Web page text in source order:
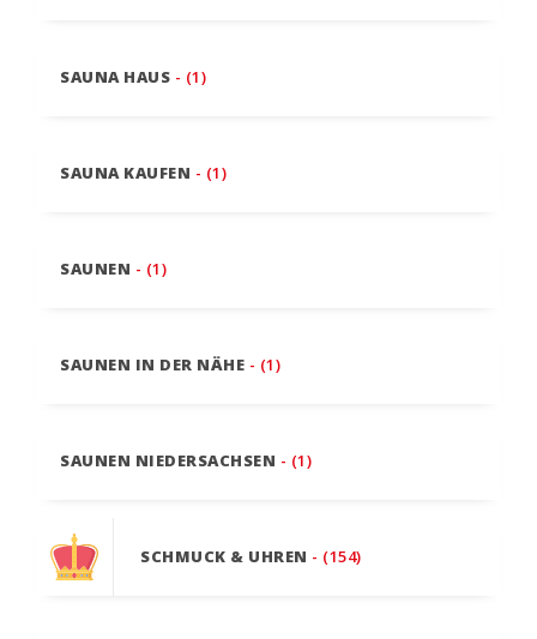
SAUNA HAUS - (1)
SAUNA KAUFEN - (1)
SAUNEN - (1)
SAUNEN IN DER NÄHE - (1)
SAUNEN NIEDERSACHSEN - (1)
SCHMUCK & UHREN - (154)